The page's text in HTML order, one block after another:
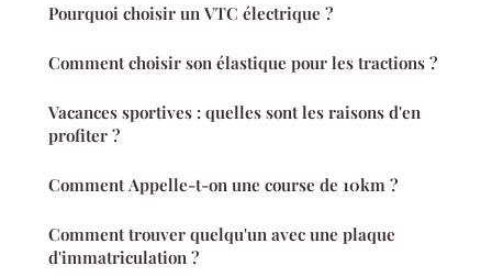
Pourquoi choisir un VTC électrique ?
Comment choisir son élastique pour les tractions ?
Vacances sportives : quelles sont les raisons d'en
profiter ?
Comment Appelle-t-on une course de 10km ?
Comment trouver quelqu'un avec une plaque
d'immatriculation ?